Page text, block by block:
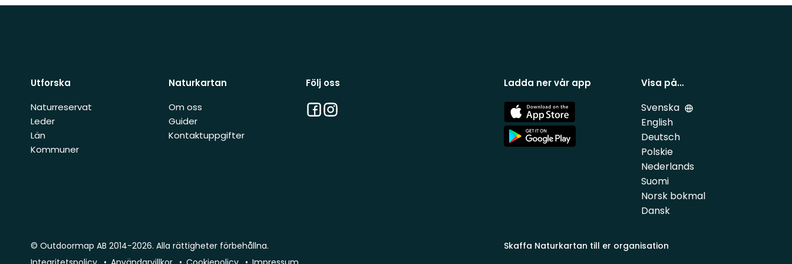
Utforska
Naturreservat
Leder
Län
Kommuner
Naturkartan
Om oss
Guider
Kontaktuppgifter
Följ oss
Facebook
Instagram
Ladda ner vår app
App
Store
App
Store
Visa på…
Svenska
English
Deutsch
Polskie
Nederlands
Suomi
Norsk bokmal
Dansk
Skaffa Naturkartan till er organisation
© Outdoormap AB 2014-2026. Alla rättigheter förbehållna.